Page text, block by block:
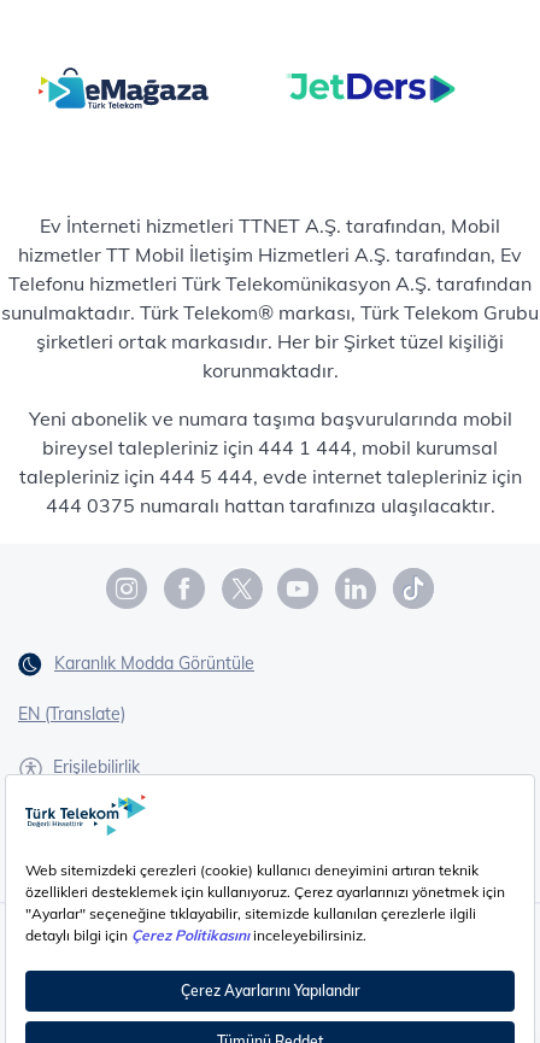
Ev İnterneti hizmetleri TTNET A.Ş. tarafından, Mobil
hizmetler TT Mobil İletişim Hizmetleri A.Ş. tarafından, Ev
Telefonu hizmetleri Türk Telekomünikasyon A.Ş. tarafından
sunulmaktadır. Türk Telekom® markası, Türk Telekom Grubu
şirketleri ortak markasıdır. Her bir Şirket tüzel kişiliği
korunmaktadır.
Yeni abonelik ve numara taşıma başvurularında mobil
bireysel talepleriniz için 444 1 444, mobil kurumsal
talepleriniz için 444 5 444, evde internet talepleriniz için
444 0375 numaralı hattan tarafınıza ulaşılacaktır.
Karanlık Modda Görüntüle
EN (Translate)
Erişilebilirlik
İşaret Dili Çevirisi
Çerez Ayarları